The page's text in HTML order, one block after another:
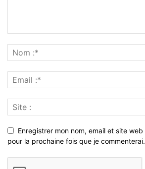
Enregistrer mon nom, email et site
pour la prochaine fois que je commenterai.